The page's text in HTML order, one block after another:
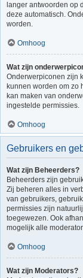
langer antwoorden op
deze automatisch.
worden.
Omhoog
Wat zijn
Onderwerpiconen zijn
kunnen worden om zo
kan maken van
ingestelde permissies.
Omhoog
Gebruikers en
Wat zijn Beheerders?
Beheerders zijn
Zij beheren alles in
van gebruikers,
permissies zijn
toegewezen. Ook
mogelijk alle
Omhoog
Wat zijn Moderators?